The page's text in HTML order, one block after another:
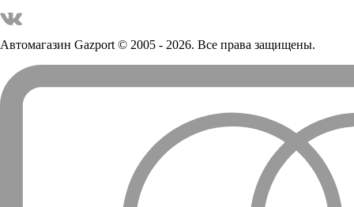
Автомагазин Gazport© 2005 - 2026. Все права защищены.